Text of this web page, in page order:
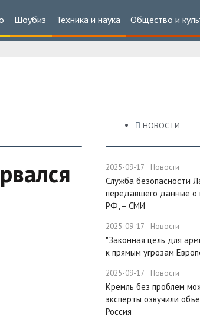
Шоубиз Техника и наука Общество и
НОВОСТИ
2025-09-17 Новости
Служба безопасности
передавшего данные о
РФ, – СМИ
2025-09-17 Новости
"Законная цель для
к прямым угрозам
2025-09-17 Новости
​Кремль без проблем
эксперты озвучили
Россия